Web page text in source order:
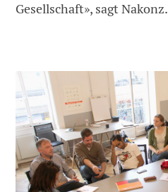
Gesellschaft», sagt Nakonz.